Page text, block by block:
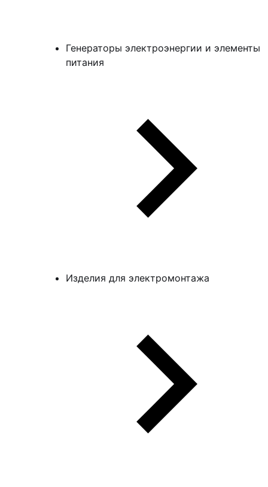
Генераторы электроэнергии и элементы
питания
Изделия для электромонтажа